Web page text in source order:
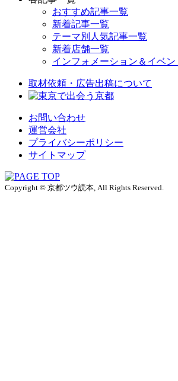
おすすめ記事一覧
新着記事一覧
テーマ別人気記事一覧
新着店舗一覧
インフォメーション＆イベン
取材依頼・広告出稿について
お問い合わせ
運営会社
プライバシーポリシー
サイトマップ
Copyright © 京都ツウ読本, All Rights Reserved.